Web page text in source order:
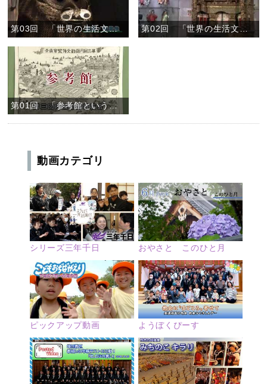
第03回 「世界の生活文化２」 第02回 「世界の生活文化１」
第01回 「参考館という名前」
動画カテゴリ
シリーズ三年千日 おやさと このひと月
ピックアップ動画 ようぼくぴーす